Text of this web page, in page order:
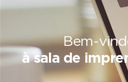
Bem-
à sala de